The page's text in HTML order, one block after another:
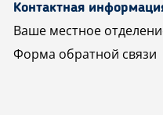
Контактная
Ваше местное
Форма обратной связи